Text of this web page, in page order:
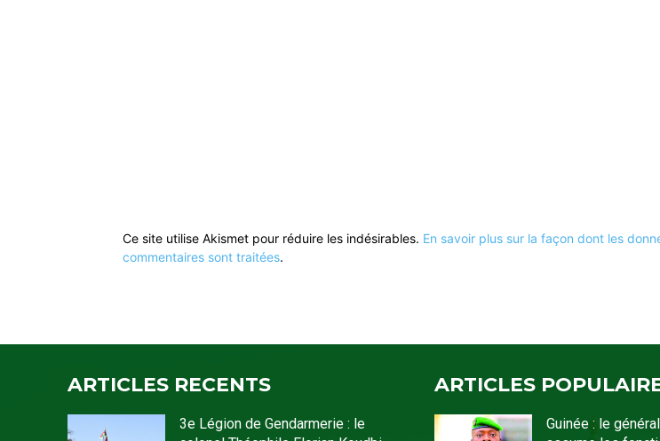
Ce site utilise Akismet pour réduire les indésirables. En savoir plus sur la façon dont les
commentaires sont traitées.
ARTICLES RECENTS
3e Légion de Gendarmerie : le
ARTICLES
Guinée : le